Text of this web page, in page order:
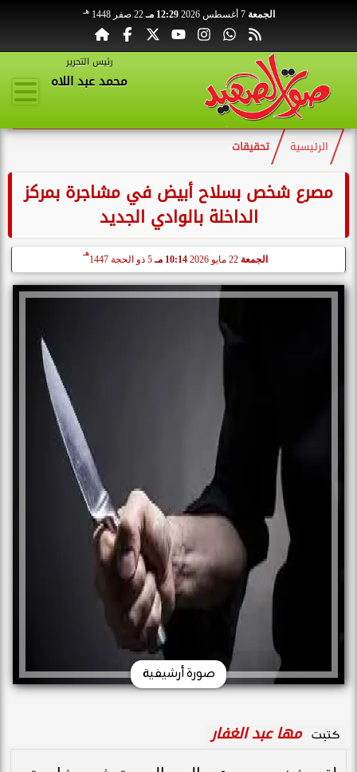
الجمعة 7 أغسطس 2026 12:29 مـ 22 صفر 1448 هـ
رئيس التحرير
محمد عبد اللاه
الرئيسية تحقيقات
مصرع شخص بسلاح أبيض في مشاجرة بمركز
الداخلة بالوادي الجديد
الجمعة 10:14 مـ 5 ذو الحجة 1447
هـ
صورة أرشيفية
كتبت مها عبد الغفار